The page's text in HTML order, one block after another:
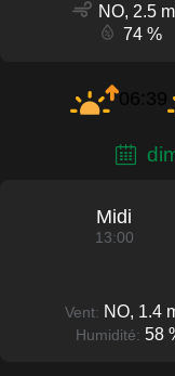
NO, 2.5
74 %
06:39
Midi
13:00
Vent: NO, 1.4
Humidité: 58